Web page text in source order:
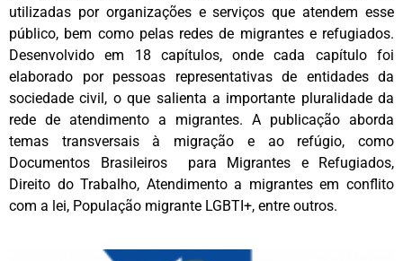
utilizadas por organizações e serviços que atendem esse
público, bem como pelas redes de migrantes e refugiados.
Desenvolvido em 18 capítulos, onde cada capítulo foi
elaborado por pessoas representativas de entidades da
sociedade civil, o que salienta a importante pluralidade da
rede de atendimento a migrantes. A publicação aborda
temas transversais à migração e ao refúgio, como
Documentos Brasileiros para Migrantes e Refugiados,
Direito do Trabalho, Atendimento a migrantes em conflito
com a lei, População migrante LGBTI+, entre outros.